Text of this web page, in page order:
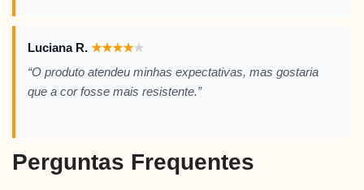
Luciana R. ★★★★★
“O produto atendeu minhas expectativas, mas gostaria
que a cor fosse mais resistente.”
Perguntas Frequentes